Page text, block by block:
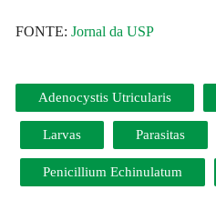
FONTE:Jornal da USP
Adenocystis Utricularis
Larvas Parasitas
Penicillium Echinulatum